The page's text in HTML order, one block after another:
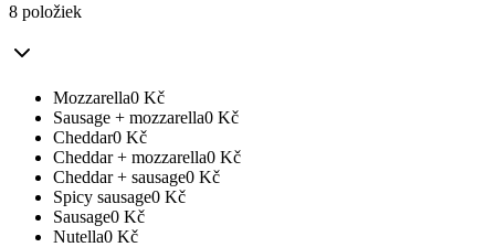
8 položiek
Mozzarella0 Kč
Sausage + mozzarella0 Kč
Cheddar0 Kč
Cheddar + mozzarella0 Kč
Cheddar + sausage0 Kč
Spicy sausage0 Kč
Sausage0 Kč
Nutella0 Kč